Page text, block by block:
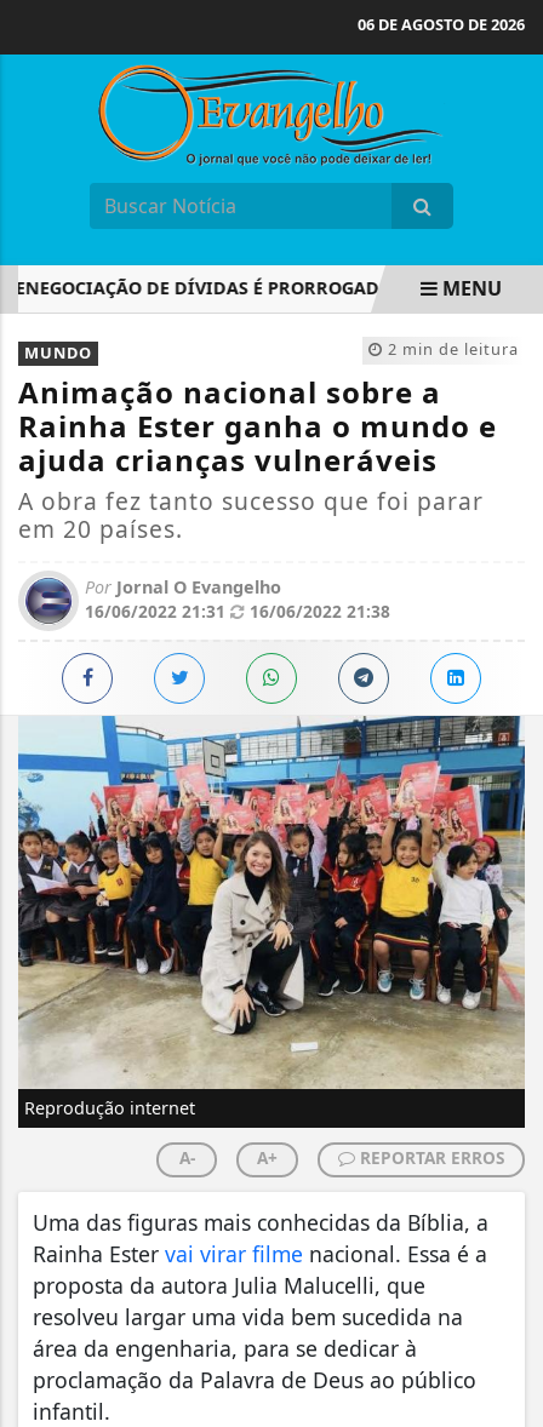
06 DE AGOSTO DE 2026
DE DÍVIDAS É PRORROGADO ATÉ 31 DE AGOSTO
EM ALTA
MENU
2 min de leitura
MUNDO
Animação nacional sobre a
Rainha Ester ganha o mundo e
ajuda crianças vulneráveis
A obra fez tanto sucesso que foi parar
em 20 países.
Por Jornal O Evangelho
16/06/2022 21:31
16/06/2022 21:38
Reprodução internet
A- A+ REPORTAR ERROS
Uma das figuras mais conhecidas da Bíblia, a
Rainha Ester vai virar filme nacional. Essa é a
proposta da autora Julia Malucelli, que
resolveu largar uma vida bem sucedida na
área da engenharia, para se dedicar à
proclamação da Palavra de Deus ao público
infantil.